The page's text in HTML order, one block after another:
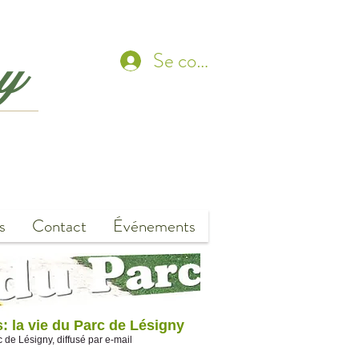
Se connecter
Contact Événements
la vie du Parc de Lésigny
Lésigny, diffusé par e-mail